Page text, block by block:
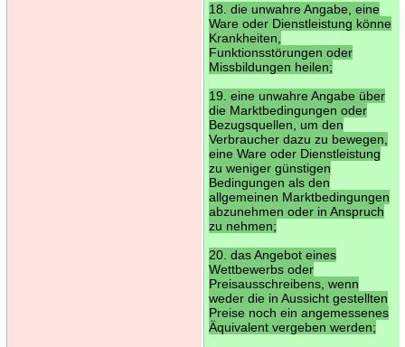
18. die unwahre Angabe, eine
Ware oder Dienstleistung könne
Krankheiten,
Funktionsstörungen oder
Missbildungen heilen;
19. eine unwahre Angabe über
die Marktbedingungen oder
Bezugsquellen, um den
Verbraucher dazu zu bewegen,
eine Ware oder Dienstleistung
zu weniger günstigen
Bedingungen als den
allgemeinen Marktbedingungen
abzunehmen oder in Anspruch
zu nehmen;
20. das Angebot eines
Wettbewerbs oder
Preisausschreibens, wenn
weder die in Aussicht gestellten
Preise noch ein angemessenes
Äquivalent vergeben werden;